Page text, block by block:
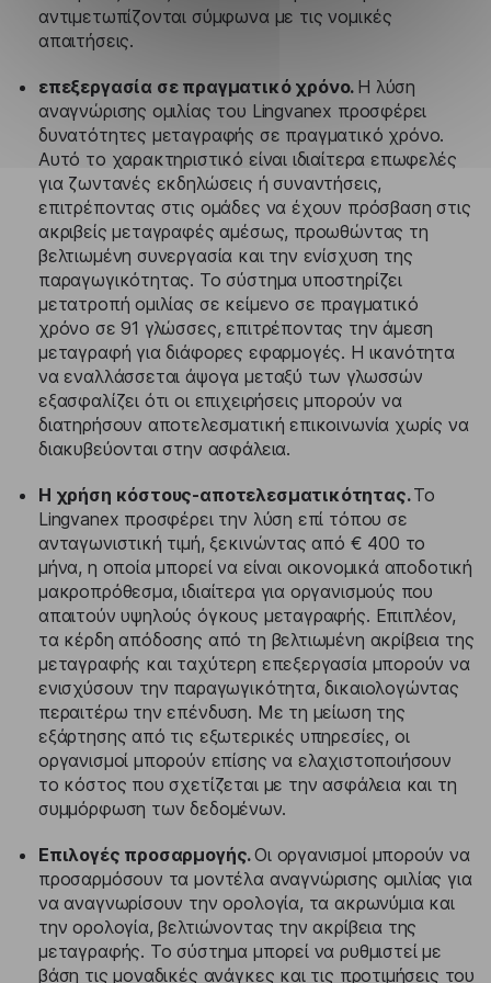
αντιμετωπίζονται σύμφωνα με τις νομικές
απαιτήσεις.
επεξεργασία σε πραγματικό χρόνο. Η λύση
αναγνώρισης ομιλίας του Lingvanex προσφέρει
δυνατότητες μεταγραφής σε πραγματικό χρόνο.
Αυτό το χαρακτηριστικό είναι ιδιαίτερα επωφελές
για ζωντανές εκδηλώσεις ή συναντήσεις,
επιτρέποντας στις ομάδες να έχουν πρόσβαση στις
ακριβείς μεταγραφές αμέσως, προωθώντας τη
βελτιωμένη συνεργασία και την ενίσχυση της
παραγωγικότητας. Το σύστημα υποστηρίζει
μετατροπή ομιλίας σε κείμενο σε πραγματικό
χρόνο σε 91 γλώσσες, επιτρέποντας την άμεση
μεταγραφή για διάφορες εφαρμογές. Η ικανότητα
να εναλλάσσεται άψογα μεταξύ των γλωσσών
εξασφαλίζει ότι οι επιχειρήσεις μπορούν να
διατηρήσουν αποτελεσματική επικοινωνία χωρίς να
διακυβεύονται στην ασφάλεια.
Η χρήση κόστους-αποτελεσματικότητας.Το
Lingvanex προσφέρει την λύση επί τόπου σε
ανταγωνιστική τιμή, ξεκινώντας από € 400 το
μήνα, η οποία μπορεί να είναι οικονομικά αποδοτική
μακροπρόθεσμα, ιδιαίτερα για οργανισμούς που
απαιτούν υψηλούς όγκους μεταγραφής. Επιπλέον,
τα κέρδη απόδοσης από τη βελτιωμένη ακρίβεια της
μεταγραφής και ταχύτερη επεξεργασία μπορούν να
ενισχύσουν την παραγωγικότητα, δικαιολογώντας
περαιτέρω την επένδυση. Με τη μείωση της
εξάρτησης από τις εξωτερικές υπηρεσίες, οι
οργανισμοί μπορούν επίσης να ελαχιστοποιήσουν
το κόστος που σχετίζεται με την ασφάλεια και τη
συμμόρφωση των δεδομένων.
Επιλογές προσαρμογής.Οι οργανισμοί μπορούν να
προσαρμόσουν τα μοντέλα αναγνώρισης ομιλίας για
να αναγνωρίσουν την ορολογία, τα ακρωνύμια και
την ορολογία, βελτιώνοντας την ακρίβεια της
μεταγραφής. Το σύστημα μπορεί να ρυθμιστεί με
βάση τις μοναδικές ανάγκες και τις προτιμήσεις του